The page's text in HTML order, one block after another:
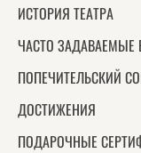
ИСТОРИЯ ТЕАТРА
ЧАСТО ЗАДАВАЕМЫЕ
ПОПЕЧИТЕЛЬСКИЙ
ДОСТИЖЕНИЯ
ПОДАРОЧНЫЕ